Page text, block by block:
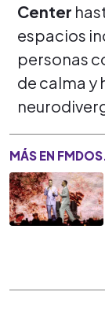
Center
espacios
personas
de calma y
MÁS EN